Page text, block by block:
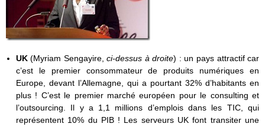
UK(Myriam Sengayire,ci-dessus à droite) : un pays attractif car
c’est le premier consommateur de produits numériques en
Europe, devant l’Allemagne, qui a pourtant 32% d’habitants en
plus ! C’est le premier marché européen pour le consulting et
l’outsourcing. Il y a 1,1 millions d’emplois dans les TIC, qui
représentent 10% du PIB ! Les serveurs UK font transiter une